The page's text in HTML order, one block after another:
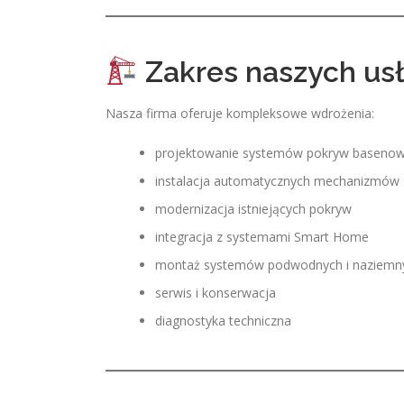
Zakres naszych
Nasza firma oferuje kompleksowe wdrożenia:
projektowanie systemów pokryw
instalacja automatycznych mechanizmów
modernizacja istniejących pokryw
integracja z systemami Smart Home
montaż systemów podwodnych i
serwis i konserwacja
diagnostyka techniczna